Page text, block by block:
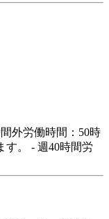
外労働時間：50時
す。 - 週40時間労